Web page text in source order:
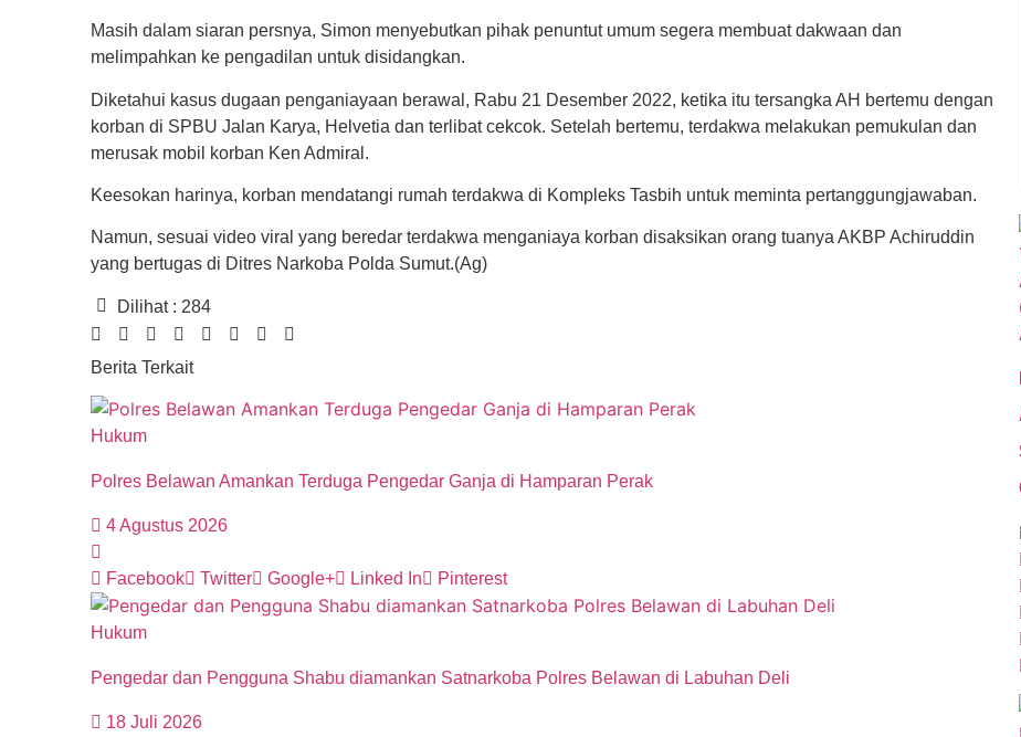
Masih dalam siaran persnya, Simon menyebutkan pihak penuntut umum segera membuat dakwaan dan
melimpahkan ke pengadilan untuk disidangkan.
Diketahui kasus dugaan penganiayaan berawal, Rabu 21 Desember 2022, ketika itu tersangka AH bertemu dengan
korban di SPBU Jalan Karya, Helvetia dan terlibat cekcok. Setelah bertemu, terdakwa melakukan pemukulan dan
merusak mobil korban Ken Admiral.
Keesokan harinya, korban mendatangi rumah terdakwa di Kompleks Tasbih untuk meminta pertanggungjawaban.
Namun, sesuai video viral yang beredar terdakwa menganiaya korban disaksikan orang tuanya AKBP Achiruddin
yang bertugas di Ditres Narkoba Polda Sumut.(Ag)
Dilihat : 284
Berita Terkait
Hukum
Polres Belawan Amankan Terduga Pengedar Ganja di Hamparan Perak
4 Agustus 2026
Facebook Twitter Google+ Linked In Pinterest
Hukum
Pengedar dan Pengguna Shabu diamankan Satnarkoba Polres Belawan di Labuhan Deli
18 Juli 2026